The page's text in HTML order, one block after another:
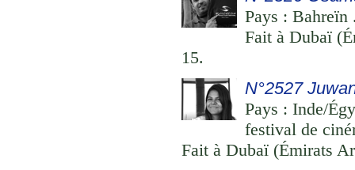
Pays : Bahreïn
Fait à Dubaï
15.
N°2527
Pays : Inde/
festival de
Fait à Dubaï (Émirats